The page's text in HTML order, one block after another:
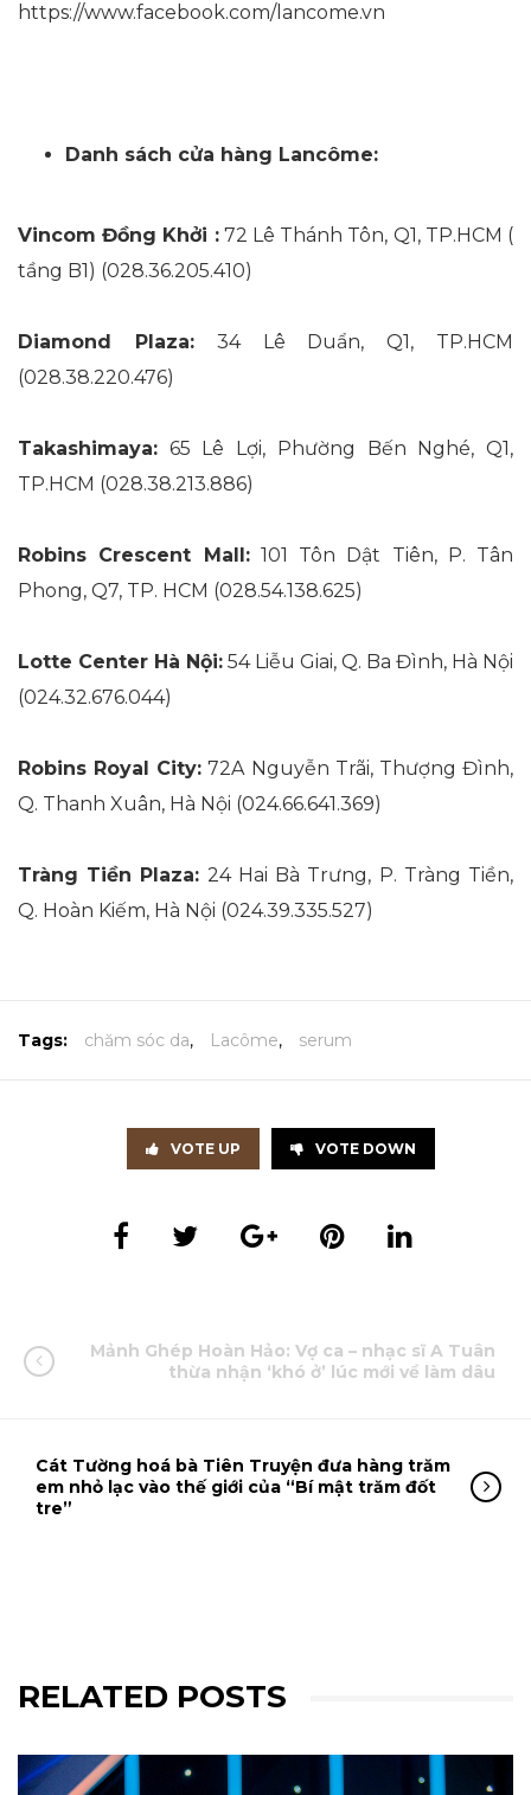
https://www.facebook.com/lancome.vn
Danh sách cửa hàng Lancôme:
Vincom Đồng Khởi :72 Lê Thánh Tôn, Q1, TP.HCM (
tầng B1) (028.36.205.410)
Diamond Plaza:34 Lê Duẩn, Q1, TP.HCM
(028.38.220.476)
Takashimaya: 65 Lê Lợi, Phường Bến Nghé, Q1,
TP.HCM (028.38.213.886)
Robins Crescent Mall:101 Tôn Dật Tiên, P. Tân
Phong, Q7, TP. HCM (028.54.138.625)
Lotte Center Hà Nội: 54 Liễu Giai, Q. Ba Đình, Hà Nội
(024.32.676.044)
Robins Royal City: 72A Nguyễn Trãi, Thượng Đình,
Q. Thanh Xuân, Hà Nội (024.66.641.369)
Tràng Tiền Plaza: 24 Hai Bà Trưng, P. Tràng Tiền,
Q. Hoàn Kiếm, Hà Nội (024.39.335.527)
Tags: chăm sóc da, Lacôme, serum
VOTE UP VOTE DOWN
Mảnh Ghép Hoàn Hảo: Vợ ca – nhạc sĩ A Tuân
thừa nhận ‘khó ở’ lúc mới về làm dâu
Cát Tường hoá bà Tiên Truyện đưa hàng trăm
em nhỏ lạc vào thế giới của “Bí mật trăm đốt
tre”
RELATED POSTS